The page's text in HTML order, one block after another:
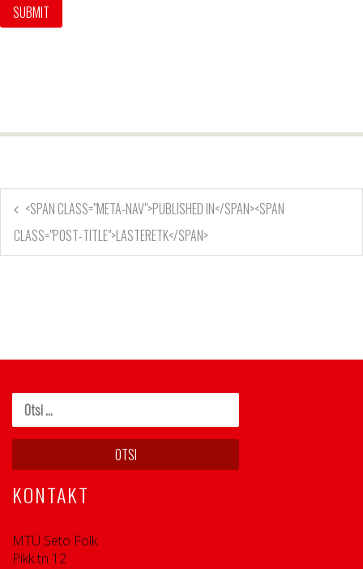
<SPAN CLASS="META-NAV">PUBLISHED IN</SPAN><SPAN
CLASS="POST-TITLE">LASTERETK</SPAN>
KONTAKT
MTÜ Seto Folk
Pikk tn 12